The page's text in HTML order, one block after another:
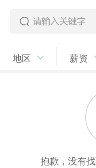
地区 薪资
抱歉，没有